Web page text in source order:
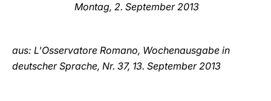
Montag, 2. September 2013
aus: L'Osservatore Romano, Wochenausgabe in
deutscher Sprache, Nr. 37, 13. September2013